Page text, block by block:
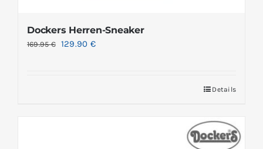
Dockers Herren-Sneaker
169.95€ 129.90 €
Details